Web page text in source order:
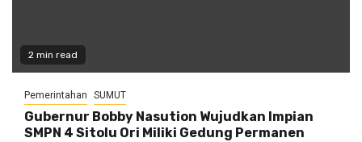
2 min read
Pemerintahan SUMUT
Gubernur Bobby Nasution Wujudkan Impian
SMPN 4 Sitolu Ori Miliki Gedung Permanen